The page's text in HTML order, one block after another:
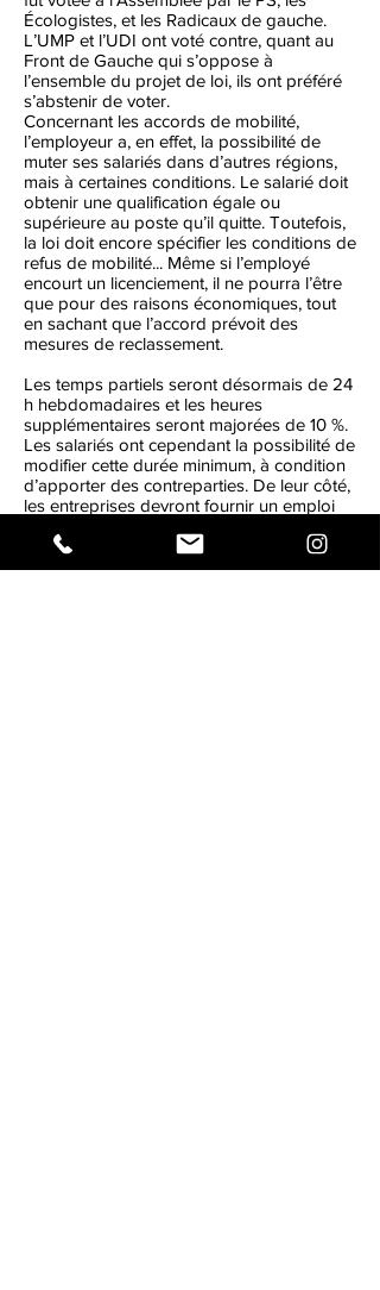
Écologistes, et les Radicaux de gauche.
L’UMP et l’UDI ont voté contre, quant au
Front de Gauche qui s’oppose à
l’ensemble du projet de loi, ils ont préféré
s’abstenir de voter.
Concernant les accords de mobilité,
l’employeur a, en effet, la possibilité de
muter ses salariés dans d’autres régions,
mais à certaines conditions. Le salarié doit
obtenir une qualification égale ou
supérieure au poste qu’il quitte. Toutefois,
la loi doit encore spécifier les conditions de
refus de mobilité... Même si l’employé
encourt un licenciement, il ne pourra l’être
que pour des raisons économiques, tout
en sachant que l’accord prévoit des
mesures de reclassement.
Les temps partiels seront désormais de 24
h hebdomadaires et les heures
supplémentaires seront majorées de 10 %.
Les salariés ont cependant la possibilité de
modifier cette durée minimum, à condition
d’apporter des contreparties. De leur côté,
les entreprises devront fournir un emploi
demi-journées ou de journées, permettant
ainsi le cumul d’autres emplois.